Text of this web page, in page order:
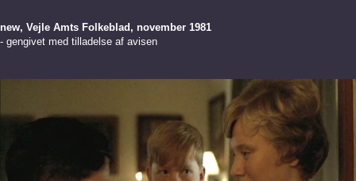
new, Vejle Amts Folkeblad, november 1981
- gengivet med tilladelse af avisen